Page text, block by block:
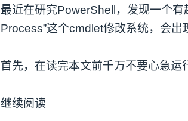
最近在研究PowerShell，发现一个
Process”这个cmdlet修改系统，会出
首先，在读完本文前千万不要心急
继续阅读